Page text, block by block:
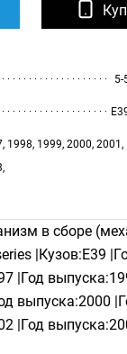
5-
1998, 1999, 2000, 2001,
в сборе
|Кузов:E39
|Год
выпуска:2000
|Год